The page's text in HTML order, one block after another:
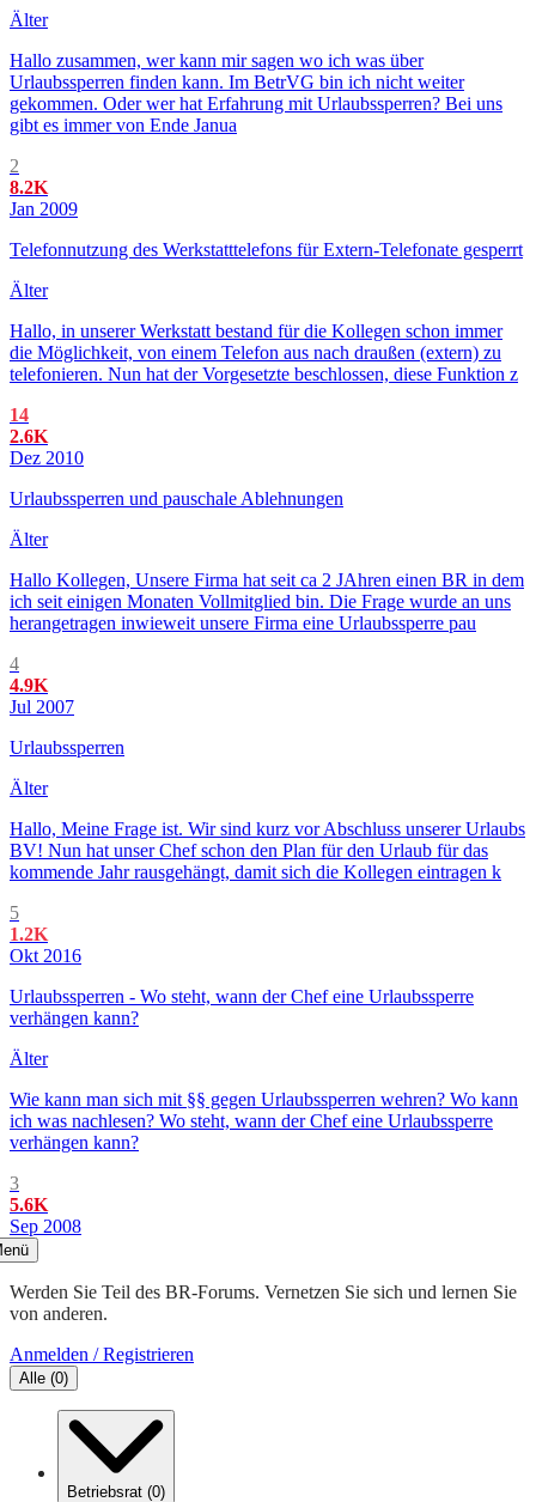
Älter
Hallo zusammen, wer kann mir sagen wo ich was über
Urlaubssperren finden kann. Im BetrVG bin ich nicht weiter
gekommen. Oder wer hat Erfahrung mit Urlaubssperren? Bei uns
gibt es immer von Ende Janua
2
8.2K
Jan 2009
Telefonnutzung des Werkstatttelefons für Extern-Telefonate gesperrt
Älter
Hallo, in unserer Werkstatt bestand für die Kollegen schon immer
die Möglichkeit, von einem Telefon aus nach draußen (extern) zu
telefonieren. Nun hat der Vorgesetzte beschlossen, diese Funktion z
14
2.6K
Dez 2010
Urlaubssperren und pauschale Ablehnungen
Älter
Hallo Kollegen, Unsere Firma hat seit ca 2 JAhren einen BR in dem
ich seit einigen Monaten Vollmitglied bin. Die Frage wurde an uns
herangetragen inwieweit unsere Firma eine Urlaubssperre pau
4
4.9K
Jul 2007
Urlaubssperren
Älter
Hallo, Meine Frage ist. Wir sind kurz vor Abschluss unserer Urlaubs
BV! Nun hat unser Chef schon den Plan für den Urlaub für das
kommende Jahr rausgehängt, damit sich die Kollegen eintragen k
5
1.2K
Okt 2016
Urlaubssperren - Wo steht, wann der Chef eine Urlaubssperre
verhängen kann?
Älter
Wie kann man sich mit §§ gegen Urlaubssperren wehren? Wo kann
ich was nachlesen? Wo steht, wann der Chef eine Urlaubssperre
verhängen kann?
3
5.6K
Sep 2008
Werden Sie Teil des BR-Forums. Vernetzen Sie sich und lernen Sie
von anderen.
Anmelden / Registrieren
Alle (0)
Betriebsrat (0)